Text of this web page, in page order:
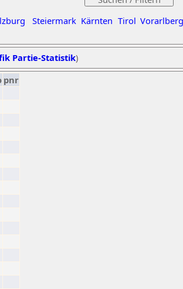
Steiermark Kärnten Tirol Vorarlberg
Partie-Statistik)
pnr